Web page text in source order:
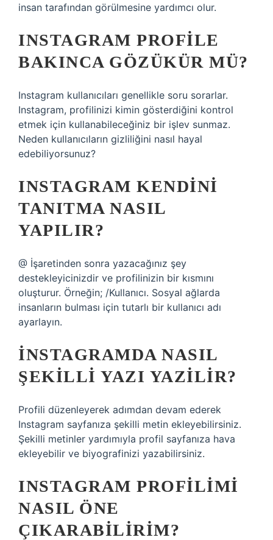
insan tarafından görülmesine yardımcı olur.
INSTAGRAM PROFILE
BAKINCA GÖZÜKÜR MÜ?
Instagram kullanıcıları genellikle soru sorarlar.
Instagram, profilinizi kimin gösterdiğini kontrol
etmek için kullanabileceğiniz bir işlev sunmaz.
Neden kullanıcıların gizliliğini nasıl hayal
edebiliyorsunuz?
INSTAGRAM KENDINI
TANITMA NASIL
YAPILIR?
@ İşaretinden sonra yazacağınız şey
destekleyicinizdir ve profilinizin bir kısmını
oluşturur. Örneğin; /Kullanıcı. Sosyal ağlarda
insanların bulması için tutarlı bir kullanıcı adı
ayarlayın.
İNSTAGRAMDA NASIL
ŞEKILLI YAZI YAZILIR?
Profili düzenleyerek adımdan devam ederek
Instagram sayfanıza şekilli metin ekleyebilirsiniz.
Şekilli metinler yardımıyla profil sayfanıza hava
ekleyebilir ve biyografinizi yazabilirsiniz.
INSTAGRAM PROFILIMI
NASIL ÖNE
ÇIKARABILIRIM?